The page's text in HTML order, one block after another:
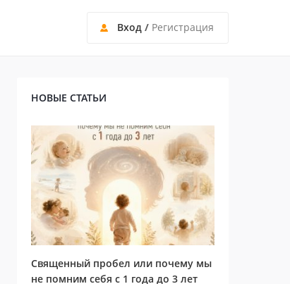
Вход / Регистрация
НОВЫЕ СТАТЬИ
Священный пробел или почему мы
не помним себя с 1 года до 3 лет